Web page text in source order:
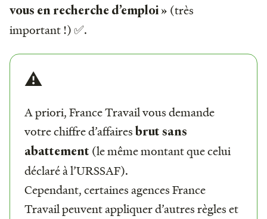
vous en recherche d’emploi » (très
important !) ✅.
⚠️
A priori, France Travail vous demande
votre chiffre d’affaires brut sans
abattement (le même montant que celui
déclaré à l’URSSAF).
Cependant, certaines agences France
Travail peuvent appliquer d’autres règles et